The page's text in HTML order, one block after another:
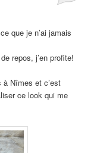
que je n’ai jamais
repos, j’en profite!
à Nîmes et c’est
ce look qui me